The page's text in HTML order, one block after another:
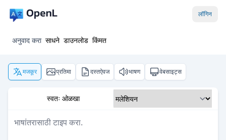
लॉगिन
अनुवाद करा साधने डाउनलोड किंमत
मजकूर प्रतिमा दस्तऐवज भाषण वेबसाइट्स
स्वतः ओळखा